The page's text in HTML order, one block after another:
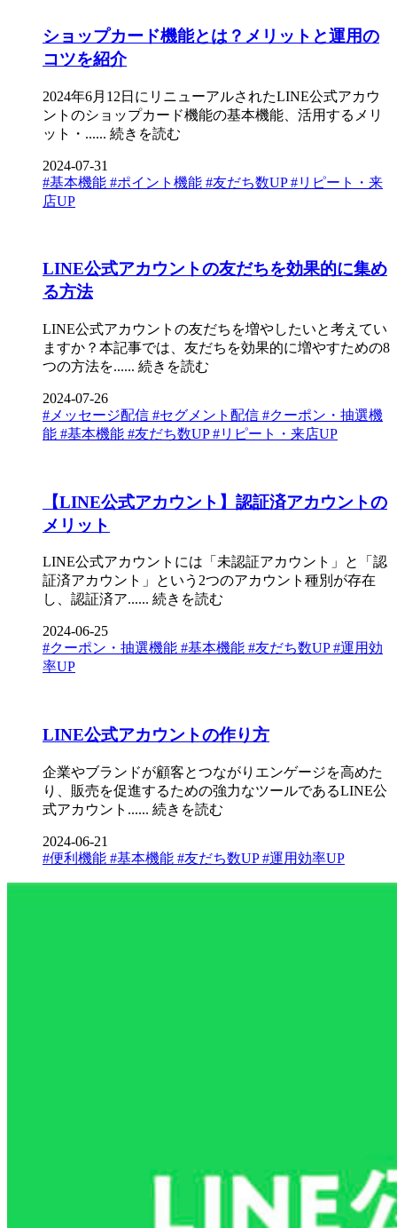
ショップカード機能とは？メリットと運用の
コツを紹介
2024年6月12日にリニューアルされたLINE公式アカウ
ントのショップカード機能の基本機能、活用するメリ
ット・...... 続きを読む
2024-07-31
#基本機能 #ポイント機能 #友だち数UP#リピート・来
店UP
LINE公式アカウントの友だちを効果的に集め
る方法
LINE公式アカウントの友だちを増やしたいと考えてい
ますか？本記事では、友だちを効果的に増やすための8
つの方法を...... 続きを読む
2024-07-26
#メッセージ配信 #セグメント配信 #クーポン・抽選機
能 #基本機能 #友だち数UP#リピート・来店UP
【LINE公式アカウント】認証済アカウントの
メリット
LINE公式アカウントには「未認証アカウント」と「認
証済アカウント」という2つのアカウント種別が存在
し、認証済ア...... 続きを読む
2024-06-25
#クーポン・抽選機能 #基本機能 #友だち数UP#運用効
率UP
LINE公式アカウントの作り方
企業やブランドが顧客とつながりエンゲージを高めた
り、販売を促進するための強力なツールであるLINE公
式アカウント...... 続きを読む
2024-06-21
#便利機能 #基本機能 #友だち数UP#運用効率UP